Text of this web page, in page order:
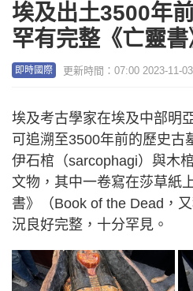
埃及出土3500年
罕有完整《亡靈書
即時國際 更新時間：07:00 2023-11-
埃及考古學家在埃及中部明
可追溯至3500年前的歷史古
伊石棺（sarcophagi）與木
文物，其中一卷寫在莎草紙
書》（Book of the Dead，
況良好完整，十分罕見。